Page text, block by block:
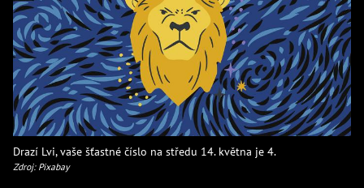
Drazí Lvi, vaše šťastné číslo na středu 14. května je 4.
Zdroj: Pixabay